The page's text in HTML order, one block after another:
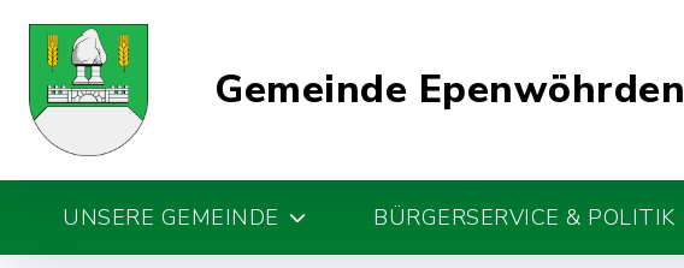
Gemeinde Epenwöhrden
UNSERE GEMEINDE BÜRGERSERVICE & POLITIK